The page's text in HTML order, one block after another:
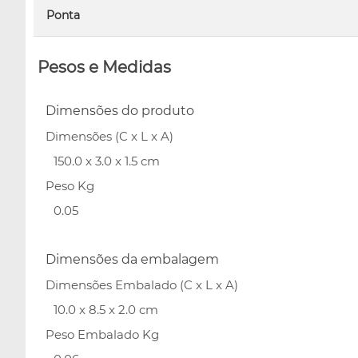
Ponta
Pesos e Medidas
Dimensões do produto
Dimensões (C x L x A)
150.0 x 3.0 x 1.5 cm
Peso Kg
0.05
Dimensões da embalagem
Dimensões Embalado (C x L x A)
10.0 x 8.5 x 2.0 cm
Peso Embalado Kg